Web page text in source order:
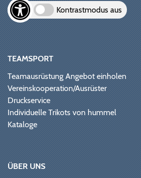
Kontrastmodus aus
TEAMSPORT
Teamausrüstung Angebot einholen
Vereinskooperation/Ausrüster
Druckservice
Individuelle Trikots von hummel
Kataloge
ÜBER UNS